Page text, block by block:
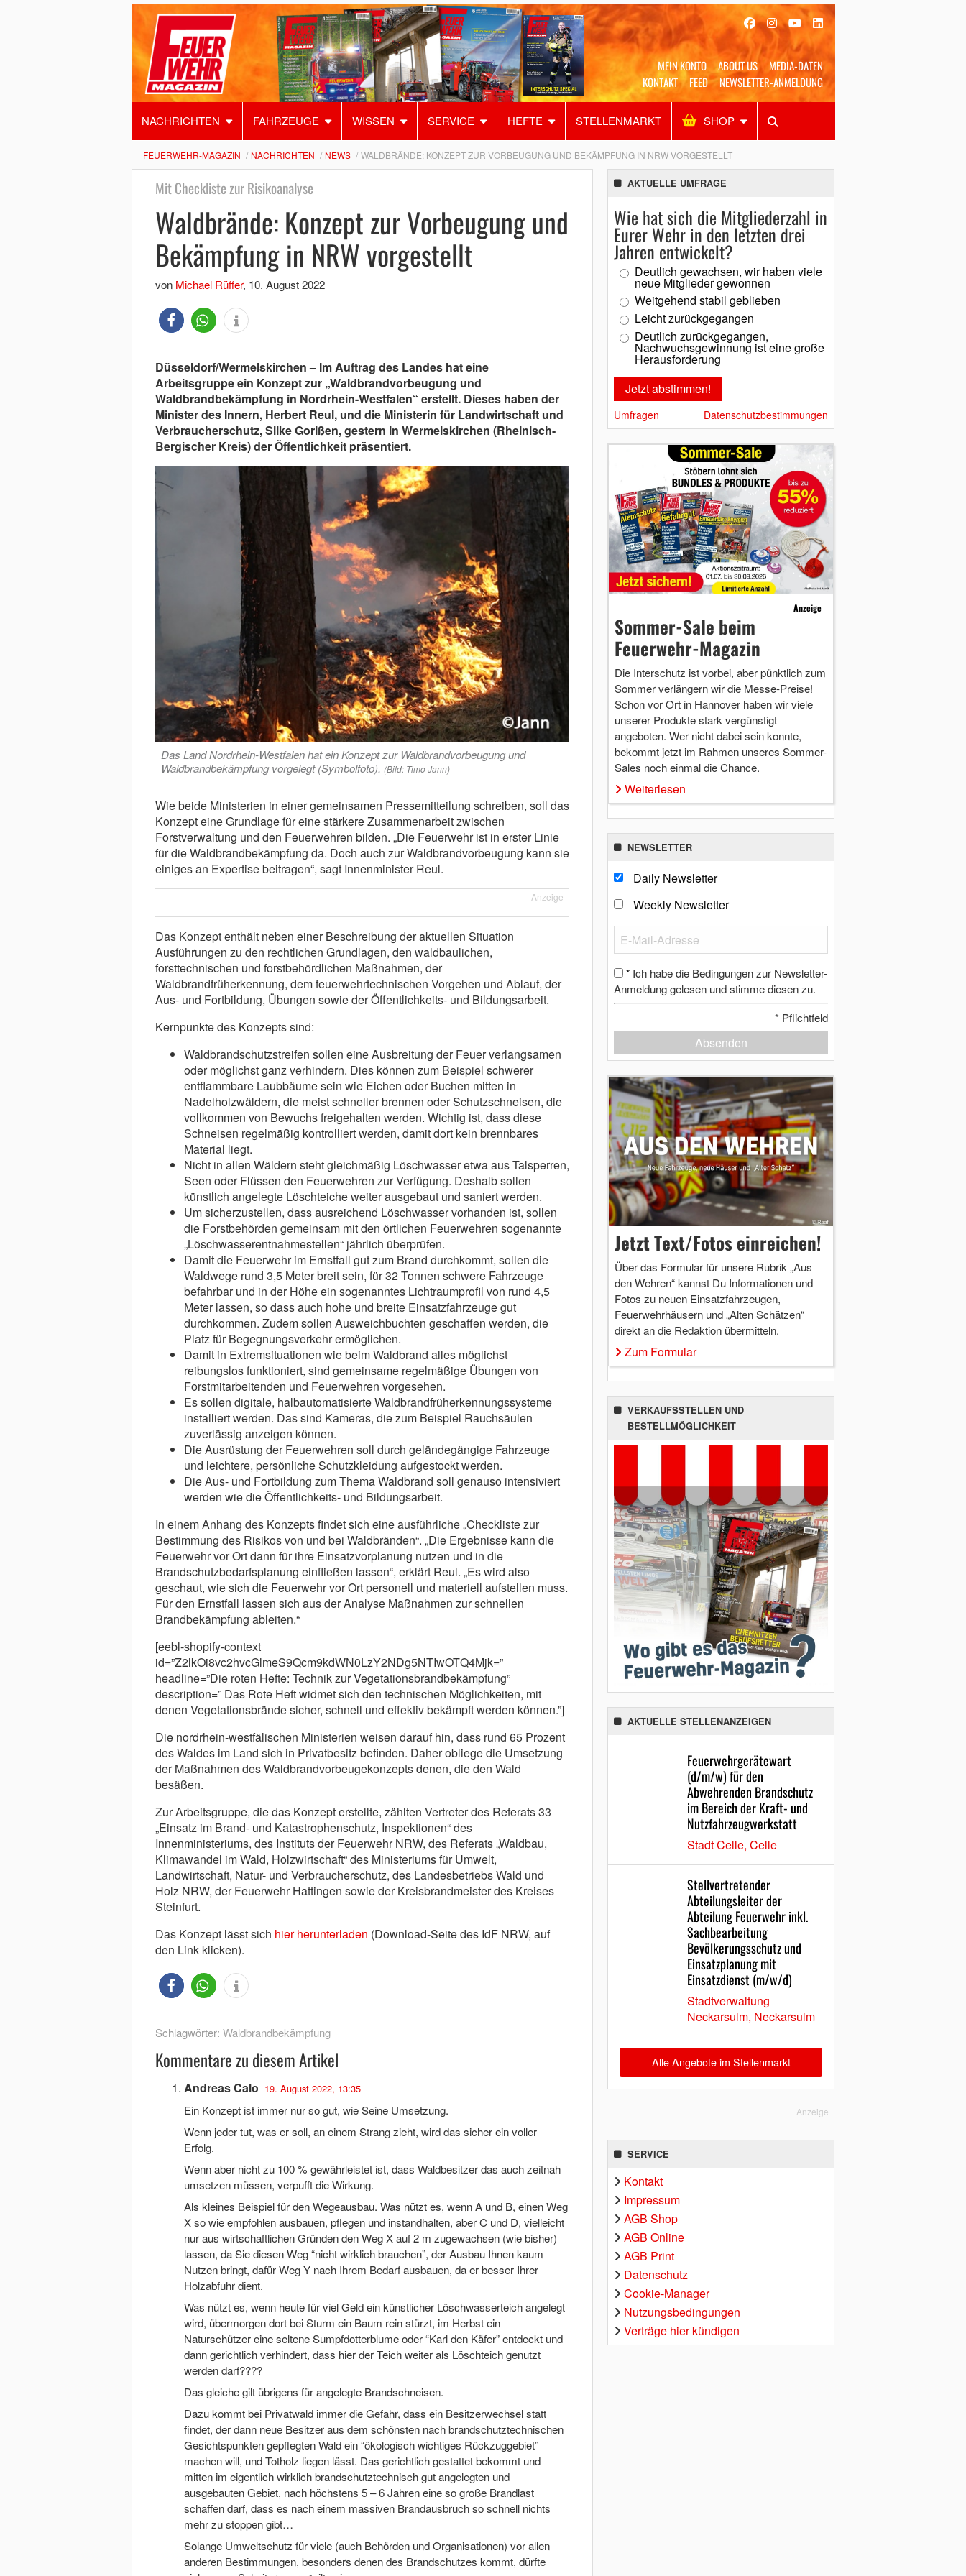
MEIN KONTO ABOUT US
MEDIA-DATEN
KONTAKT
FEED NEWSLETTER-ANMELDUNG
NACHRICHTEN FAHRZEUGE WISSEN SERVICE HEFTE STELLENMARKT SHOP
Alles Shop SUCHEN
FEUERWEHR-MAGAZIN NACHRICHTEN NEWS WALDBRÄNDE: KONZEPT ZUR VORBEUGUNG UND BEKÄMPFUNG IN NRW VORGESTELLT
Mit Checkliste zur Risikoanalyse
Waldbrände: Konzept zur Vorbeugung und
Bekämpfung in NRW vorgestellt
von Michael Rüffer, 10. August 2022
Düsseldorf/Wermelskirchen – Im Auftrag des Landes hat eine
Arbeitsgruppe ein Konzept zur „Waldbrandvorbeugung und
Waldbrandbekämpfung in Nordrhein-Westfalen“ erstellt. Dieses haben der
Minister des Innern, Herbert Reul, und die Ministerin für Landwirtschaft und
Verbraucherschutz, Silke Gorißen, gestern in Wermelskirchen (Rheinisch-
Bergischer Kreis) der Öffentlichkeit präsentiert.
Das Land Nordrhein-Westfalen hat ein Konzept zur Waldbrandvorbeugung und
Waldbrandbekämpfung vorgelegt (Symbolfoto). (Bild: Timo Jann)
Wie beide Ministerien in einer gemeinsamen Pressemitteilung schreiben, soll das
Konzept eine Grundlage für eine stärkere Zusammenarbeit zwischen
Forstverwaltung und den Feuerwehren bilden. „Die Feuerwehr ist in erster Linie
für die Waldbrandbekämpfung da. Doch auch zur Waldbrandvorbeugung kann sie
einiges an Expertise beitragen“, sagt Innenminister Reul.
Anzeige
Das Konzept enthält neben einer Beschreibung der aktuellen Situation
Ausführungen zu den rechtlichen Grundlagen, den waldbaulichen,
forsttechnischen und forstbehördlichen Maßnahmen, der
Waldbrandfrüherkennung, dem feuerwehrtechnischen Vorgehen und Ablauf, der
Aus- und Fortbildung, Übungen sowie der Öffentlichkeits- und Bildungsarbeit.
Kernpunkte des Konzepts sind:
Waldbrandschutzstreifen sollen eine Ausbreitung der Feuer verlangsamen
oder möglichst ganz verhindern. Dies können zum Beispiel schwerer
entflammbare Laubbäume sein wie Eichen oder Buchen mitten in
Nadelholzwäldern, die meist schneller brennen oder Schutzschneisen, die
vollkommen von Bewuchs freigehalten werden. Wichtig ist, dass diese
Schneisen regelmäßig kontrolliert werden, damit dort kein brennbares
Material liegt.
Nicht in allen Wäldern steht gleichmäßig Löschwasser etwa aus Talsperren,
Seen oder Flüssen den Feuerwehren zur Verfügung. Deshalb sollen
künstlich angelegte Löschteiche weiter ausgebaut und saniert werden.
Um sicherzustellen, dass ausreichend Löschwasser vorhanden ist, sollen
die Forstbehörden gemeinsam mit den örtlichen Feuerwehren sogenannte
„Löschwasserentnahmestellen“ jährlich überprüfen.
Damit die Feuerwehr im Ernstfall gut zum Brand durchkommt, sollen die
Waldwege rund 3,5 Meter breit sein, für 32 Tonnen schwere Fahrzeuge
befahrbar und in der Höhe ein sogenanntes Lichtraumprofil von rund 4,5
Meter lassen, so dass auch hohe und breite Einsatzfahrzeuge gut
durchkommen. Zudem sollen Ausweichbuchten geschaffen werden, die
Platz für Begegnungsverkehr ermöglichen.
Damit in Extremsituationen wie beim Waldbrand alles möglichst
reibungslos funktioniert, sind gemeinsame regelmäßige Übungen von
Forstmitarbeitenden und Feuerwehren vorgesehen.
Es sollen digitale, halbautomatisierte Waldbrandfrüherkennungssysteme
installiert werden. Das sind Kameras, die zum Beispiel Rauchsäulen
zuverlässig anzeigen können.
Die Ausrüstung der Feuerwehren soll durch geländegängige Fahrzeuge
und leichtere, persönliche Schutzkleidung aufgestockt werden.
Die Aus- und Fortbildung zum Thema Waldbrand soll genauso intensiviert
werden wie die Öffentlichkeits- und Bildungsarbeit.
In einem Anhang des Konzepts findet sich eine ausführliche „Checkliste zur
Bestimmung des Risikos von und bei Waldbränden“. „Die Ergebnisse kann die
Feuerwehr vor Ort dann für ihre Einsatzvorplanung nutzen und in die
Brandschutzbedarfsplanung einfließen lassen“, erklärt Reul. „Es wird also
geschaut, wie sich die Feuerwehr vor Ort personell und materiell aufstellen muss.
Für den Ernstfall lassen sich aus der Analyse Maßnahmen zur schnellen
Brandbekämpfung ableiten.“
[eebl-shopify-context
id=”Z2lkOi8vc2hvcGlmeS9Qcm9kdWN0LzY2NDg5NTIwOTQ4Mjk=”
headline=”Die roten Hefte: Technik zur Vegetationsbrandbekämpfung”
description=” Das Rote Heft widmet sich den technischen Möglichkeiten, mit
denen Vegetationsbrände sicher, schnell und effektiv bekämpft werden können.”]
Die nordrhein-westfälischen Ministerien weisen darauf hin, dass rund 65 Prozent
des Waldes im Land sich in Privatbesitz befinden. Daher obliege die Umsetzung
der Maßnahmen des Waldbrandvorbeugekonzepts denen, die den Wald
besäßen.
Zur Arbeitsgruppe, die das Konzept erstellte, zählten Vertreter des Referats 33
„Einsatz im Brand- und Katastrophenschutz, Inspektionen“ des
Innenministeriums, des Instituts der Feuerwehr NRW, des Referats „Waldbau,
Klimawandel im Wald, Holzwirtschaft“ des Ministeriums für Umwelt,
Landwirtschaft, Natur- und Verbraucherschutz, des Landesbetriebs Wald und
Holz NRW, der Feuerwehr Hattingen sowie der Kreisbrandmeister des Kreises
Steinfurt.
Das Konzept lässt sich hier herunterladen (Download-Seite des IdF NRW, auf
den Link klicken).
Schlagwörter: Waldbrandbekämpfung
Kommentare zu diesem Artikel
Andreas Calo 19. August 2022, 13:35
Ein Konzept ist immer nur so gut, wie Seine Umsetzung.
Wenn jeder tut, was er soll, an einem Strang zieht, wird das sicher ein voller
Erfolg.
Wenn aber nicht zu 100 % gewährleistet ist, dass Waldbesitzer das auch zeitnah
umsetzen müssen, verpufft die Wirkung.
Als kleines Beispiel für den Wegeausbau. Was nützt es, wenn A und B, einen Weg
X so wie empfohlen ausbauen, pflegen und instandhalten, aber C und D, vielleicht
nur aus wirtschaftlichen Gründen den Weg X auf 2 m zugewachsen (wie bisher)
lassen, da Sie diesen Weg “nicht wirklich brauchen”, der Ausbau Ihnen kaum
Nutzen bringt, dafür Weg Y nach Ihrem Bedarf ausbauen, da er besser Ihrer
Holzabfuhr dient.
Was nützt es, wenn heute für viel Geld ein künstlicher Löschwasserteich angelegt
wird, übermorgen dort bei Sturm ein Baum rein stürzt, im Herbst ein
Naturschützer eine seltene Sumpfdotterblume oder “Karl den Käfer” entdeckt und
dann gerichtlich verhindert, dass hier der Teich weiter als Löschteich genutzt
werden darf????
Das gleiche gilt übrigens für angelegte Brandschneisen.
Dazu kommt bei Privatwald immer die Gefahr, dass ein Besitzerwechsel statt
findet, der dann neue Besitzer aus dem schönsten nach brandschutztechnischen
Gesichtspunkten gepflegten Wald ein “ökologisch wichtiges Rückzuggebiet”
machen will, und Totholz liegen lässt. Das gerichtlich gestattet bekommt und
mitten im eigentlich wirklich brandschutztechnisch gut angelegten und
ausgebauten Gebiet, nach höchstens 5 – 6 Jahren eine so große Brandlast
schaffen darf, dass es nach einem massiven Brandausbruch so schnell nichts
mehr zu stoppen gibt…
Solange Umweltschutz für viele (auch Behörden und Organisationen) vor allen
anderen Bestimmungen, besonders denen des Brandschutzes kommt, dürfte
AKTUELLE UMFRAGE
Wie hat sich die Mitgliederzahl in
Eurer Wehr in den letzten drei
Jahren entwickelt?
Deutlich gewachsen, wir haben viele
neue Mitglieder gewonnen
Weitgehend stabil geblieben
Leicht zurückgegangen
Deutlich zurückgegangen,
Nachwuchsgewinnung ist eine große
Herausforderung
Umfragen Datenschutzbestimmungen
Anzeige
Sommer-Sale beim
Feuerwehr-Magazin
Die Interschutz ist vorbei, aber pünktlich zum
Sommer verlängern wir die Messe-Preise!
Schon vor Ort in Hannover haben wir viele
unserer Produkte stark vergünstigt
angeboten. Wer nicht dabei sein konnte,
bekommt jetzt im Rahmen unseres Sommer-
Sales noch einmal die Chance.
Weiterlesen
NEWSLETTER
Daily Newsletter
Weekly Newsletter
* Ich habe die Bedingungen zur Newsletter-
Anmeldung gelesen und stimme diesen zu.
* Pflichtfeld
Absenden
Jetzt Text/Fotos einreichen!
Über das Formular für unsere Rubrik „Aus
den Wehren“ kannst Du Informationen und
Fotos zu neuen Einsatzfahrzeugen,
Feuerwehrhäusern und „Alten Schätzen“
direkt an die Redaktion übermitteln.
Zum Formular
VERKAUFSSTELLEN UND
BESTELLMÖGLICHKEIT
AKTUELLE STELLENANZEIGEN
Feuerwehrgerätewart
(d/m/w) für den
Abwehrenden Brandschutz
im Bereich der Kraft- und
Nutzfahrzeugwerkstatt
Stadt Celle, Celle
Stellvertretender
Abteilungsleiter der
Abteilung Feuerwehr inkl.
Sachbearbeitung
Bevölkerungsschutz und
Einsatzplanung mit
Einsatzdienst (m/w/d)
Stadtverwaltung
Neckarsulm, Neckarsulm
Alle Angebote im Stellenmarkt
Anzeige
SERVICE
Kontakt
Impressum
AGB Shop
AGB Online
AGB Print
Datenschutz
Cookie-Manager
Nutzungsbedingungen
Verträge hier kündigen